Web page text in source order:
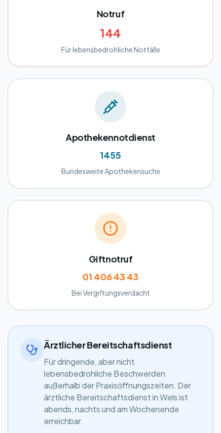
Notruf
144
Für lebensbedrohliche Notfälle
Apothekennotdienst
1455
Bundesweite Apothekensuche
Giftnotruf
01 406 43 43
Bei Vergiftungsverdacht
Ärztlicher Bereitschaftsdienst
Für dringende, aber nicht
lebensbedrohliche Beschwerden
außerhalb der Praxisöffnungszeiten. Der
ärztliche Bereitschaftsdienst in Wels ist
abends, nachts und am Wochenende
erreichbar.